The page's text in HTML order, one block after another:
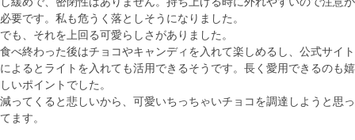
必要です。私も危うく落としそうになりました。
でも、それを上回る可愛らしさがありました。
食べ終わった後はチョコやキャンディを入れて楽しめるし、公式サイト
によるとライトを入れても活用できるそうです。長く愛用できるのも嬉
しいポイントでした。
減ってくると悲しいから、可愛いちっちゃいチョコを調達しようと思っ
てます。